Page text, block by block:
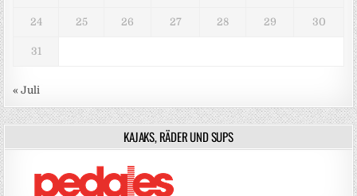
24 25 26 27 28 29 30
31
« Juli
KAJAKS, RÄDER UND SUPS